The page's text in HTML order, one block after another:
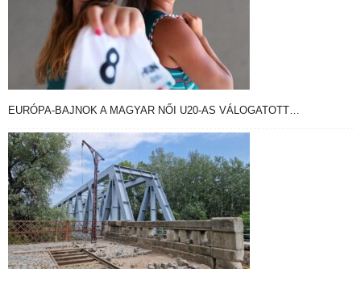
EURÓPA-BAJNOK A MAGYAR NŐI U20-AS VÁLOGATOTT…